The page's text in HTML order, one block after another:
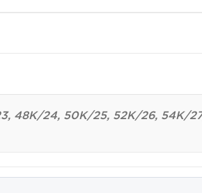
48K/24, 50K/25, 52K/26, 54K/